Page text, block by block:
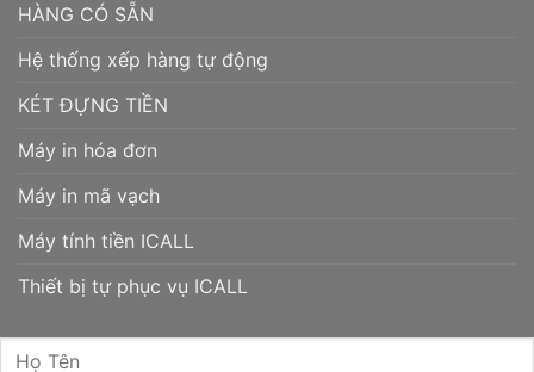
HÀNG CÓ SẴN
Hệ thống xếp hàng tự động
KÉT ĐỰNG TIỀN
Máy in hóa đơn
Máy in mã vạch
Máy tính tiền ICALL
Thiết bị tự phục vụ ICALL